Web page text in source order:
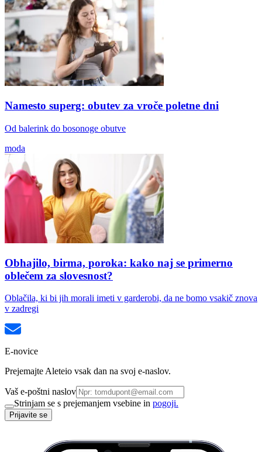
Namesto superg: obutev za vroče poletne dni
Od balerink do bosonoge obutve
moda
Obhajilo, birma, poroka: kako naj se primerno
oblečem za slovesnost?
Oblačila, ki bi jih morali imeti v garderobi, da ne bomo vsakič znova
v zadregi
E-novice
Prejemajte Aleteio vsak dan na svoj e-naslov.
Vaš e-poštni naslov
Strinjam se s prejemanjem vsebine in pogoji.
Prijavite se